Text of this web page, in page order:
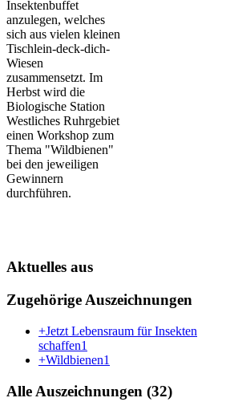
Insektenbuffet
anzulegen, welches
sich aus vielen kleinen
Tischlein-deck-dich-
Wiesen
zusammensetzt. Im
Herbst wird die
Biologische Station
Westliches Ruhrgebiet
einen Workshop zum
Thema "Wildbienen"
bei den jeweiligen
Gewinnern
durchführen.
Aktuelles aus
Zugehörige Auszeichnungen
+Jetzt Lebensraum für Insekten
schaffen1
+Wildbienen1
Alle Auszeichnungen (32)